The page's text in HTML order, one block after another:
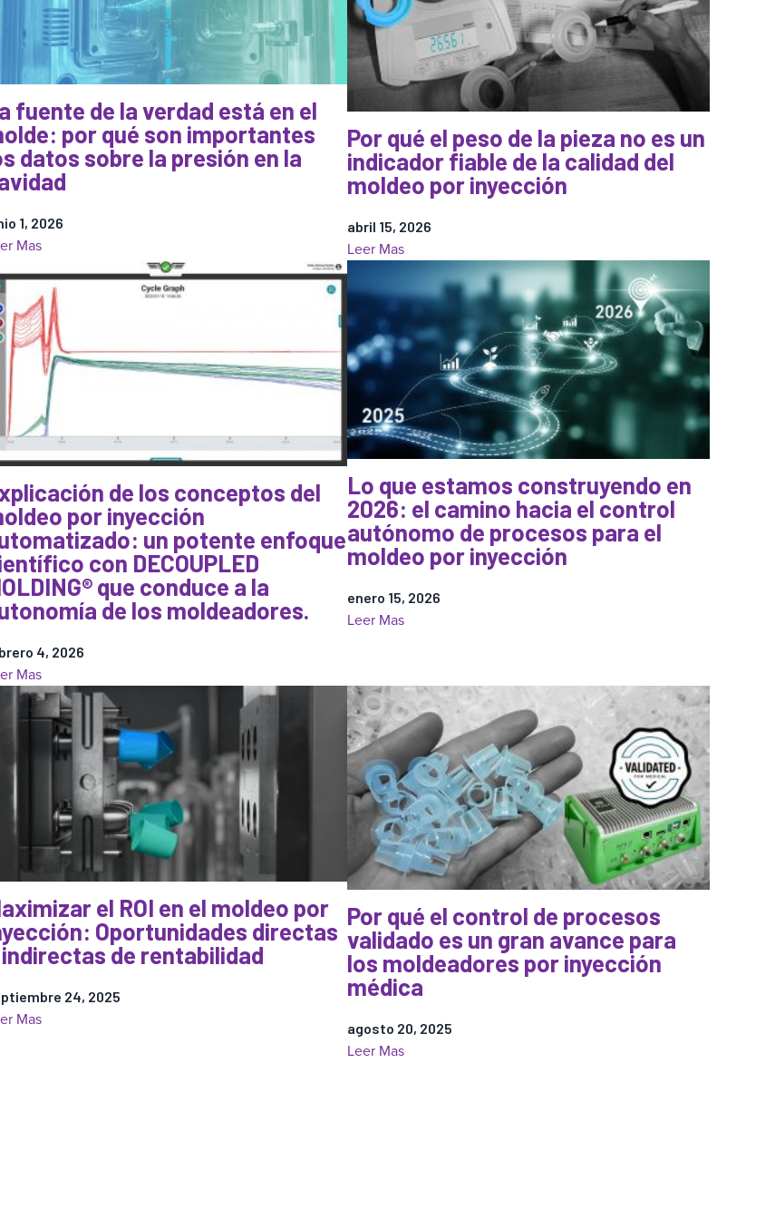
fuente de la verdad está en el
por qué son importantes
datos sobre la presión en la
1, 2026
Mas:
fuente
de
la
verdad
está
en
el
molde:
por
qué
son
importantes
los
datos
sobre
presión
en
la
cavidad
Por qué el peso de la pieza no es un
indicador fiable de la calidad del
moldeo por inyección
abril 15, 2026
Leer Mas:
qué
el
peso
de
la
pieza
no
es
indicador
fiable
de
la
del
de los conceptos del
por inyección
un potente enfoque
con DECOUPLED
que conduce a la
de los moldeadores.
4, 2026
Mas:
Explicación
de
los
conceptos
moldeo
por
inyección
automatizado:
un
potente
enfoque
científico
con
DECOUPLED
Lo que estamos construyendo en
2026: el camino hacia el control
autónomo de procesos para el
moldeo por inyección
enero 15, 2026
Leer Mas:
estamos
construyendo
en
2026:
el
camino
hacia
el
control
autónomo
de
procesos
para
el
por
inyección
el ROI en el moldeo por
Oportunidades directas
de rentabilidad
24, 2025
Mas:
Por qué el control de procesos
validado es un gran avance para
los moldeadores por inyección
médica
agosto 20, 2025
Leer Mas: